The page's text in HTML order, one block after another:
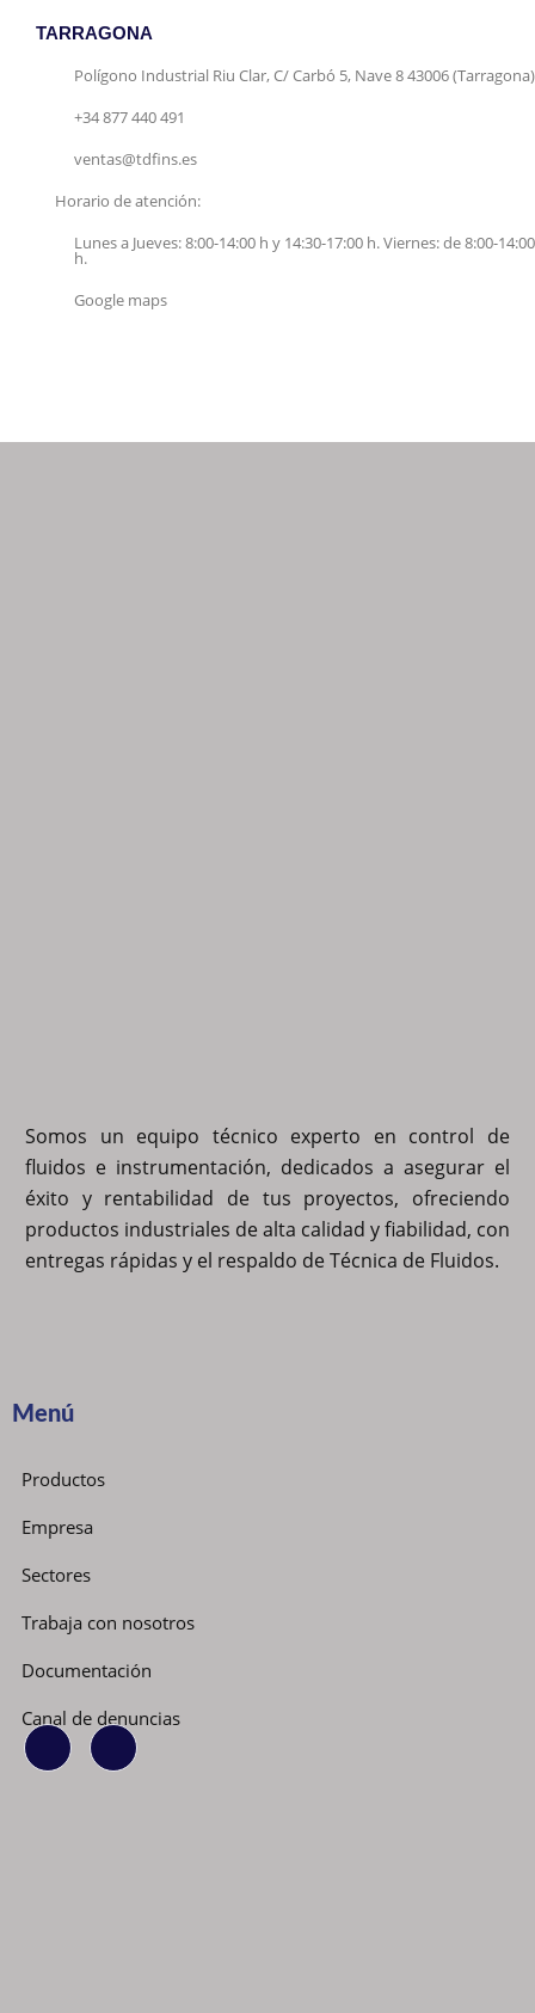
TARRAGONA
Polígono Industrial Riu Clar, C/ Carbó 5, Nave 8 43006 (Tarragona)
+34 877 440 491
ventas@tdfins.es
Horario de atención:
Lunes a Jueves: 8:00-14:00 h y 14:30-17:00 h. Viernes: de 8:00-14:00
h.
Google maps
Somos un equipo técnico experto en control de
fluidos e instrumentación, dedicados a asegurar el
éxito y rentabilidad de tus proyectos, ofreciendo
productos industriales de alta calidad y fiabilidad, con
entregas rápidas y el respaldo de Técnica de Fluidos.
Menú
Productos
Empresa
Sectores
Trabaja con nosotros
Documentación
Canal de denuncias